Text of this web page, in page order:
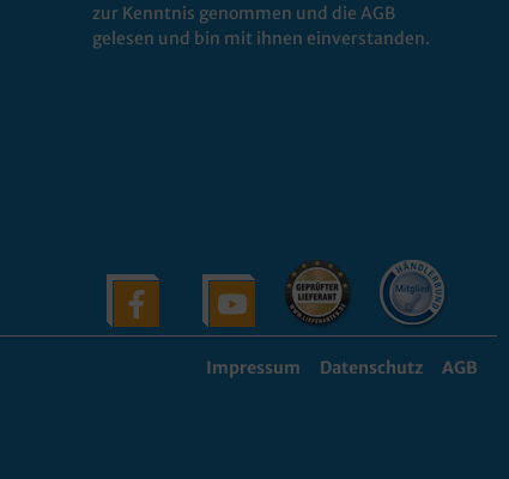
zur Kenntnis genommen und die AGB
gelesen und bin mit ihnen einverstanden.
Impressum Datenschutz AGB